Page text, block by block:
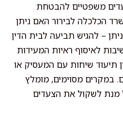
משפטיים להבטחת
הכלכלה לבירור האם ניתן
– להגיש תביעה לבית הדין
לאיסוף ראיות המעידות
תיעוד שיחות עם המעסיק או
במקרים מסוימים, מומלץ
מנת לשקול את הצעדים